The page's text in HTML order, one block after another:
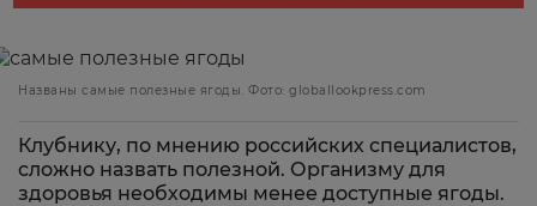
Названы самые полезные ягоды. Фото: globallookpress.com
Клубнику, по мнению российских специалистов,
сложно назвать полезной. Организму для
здоровья необходимы менее доступные ягоды.